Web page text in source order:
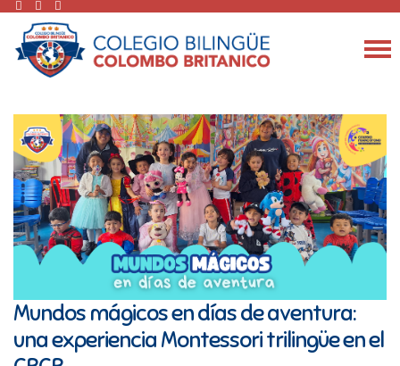
Mundos mágicos en días de aventura:
una experiencia Montessori trilingüe en el